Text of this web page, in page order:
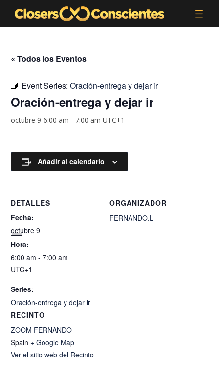
« Todos los Eventos
Event Series:Oración-entrega y dejar ir
Oración-entrega y dejar ir
octubre 9-6:00 am - 7:00 am UTC+1
Añadir al calendario
DETALLES
Fecha:
octubre 9
Hora:
6:00 am - 7:00 am
UTC+1
Series:
Oración-entrega y dejar ir
RECINTO
ZOOM FERNANDO
Spain + Google Map
Ver el sitio web del Recinto
ORGANIZADOR
FERNANDO.L